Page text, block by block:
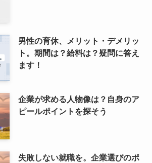
男性の育休、メリット・デメリッ
ト。期間は？給料は？疑問に答え
ます！
企業が求める人物像は？自身のア
ピールポイントを探そう
失敗しない就職を。企業選びのポ